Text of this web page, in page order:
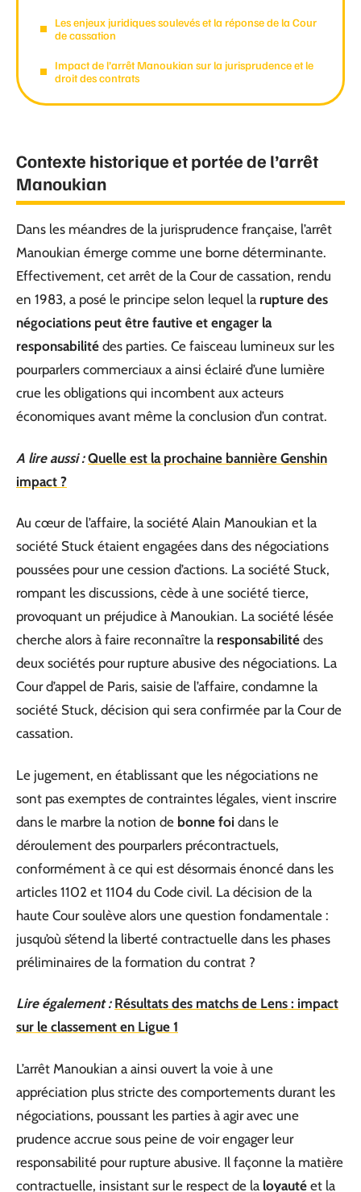
Les enjeux juridiques soulevés et la réponse de la Cour
de cassation
Impact de l’arrêt Manoukian sur la jurisprudence et le
droit des contrats
Contexte historique et portée de l’arrêt
Manoukian
Dans les méandres de la jurisprudence française, l’arrêt
Manoukian émerge comme une borne déterminante.
Effectivement, cet arrêt de la Cour de cassation, rendu
en 1983, a posé le principe selon lequel la rupture des
négociations peut être fautive et engager la
responsabilité des parties. Ce faisceau lumineux sur les
pourparlers commerciaux a ainsi éclairé d’une lumière
crue les obligations qui incombent aux acteurs
économiques avant même la conclusion d’un contrat.
A lire aussi : Quelle est la prochaine bannière Genshin
impact ?
Au cœur de l’affaire, la société Alain Manoukian et la
société Stuck étaient engagées dans des négociations
poussées pour une cession d’actions. La société Stuck,
rompant les discussions, cède à une société tierce,
provoquant un préjudice à Manoukian. La société lésée
cherche alors à faire reconnaître la responsabilité des
deux sociétés pour rupture abusive des négociations. La
Cour d’appel de Paris, saisie de l’affaire, condamne la
société Stuck, décision qui sera confirmée par la Cour de
cassation.
Le jugement, en établissant que les négociations ne
sont pas exemptes de contraintes légales, vient inscrire
dans le marbre la notion de bonne foi dans le
déroulement des pourparlers précontractuels,
conformément à ce qui est désormais énoncé dans les
articles 1102 et 1104 du Code civil. La décision de la
haute Cour soulève alors une question fondamentale :
jusqu’où s’étend la liberté contractuelle dans les phases
préliminaires de la formation du contrat ?
Lire également : Résultats des matchs de Lens : impact
sur le classement en Ligue 1
L’arrêt Manoukian a ainsi ouvert la voie à une
appréciation plus stricte des comportements durant les
négociations, poussant les parties à agir avec une
prudence accrue sous peine de voir engager leur
responsabilité pour rupture abusive. Il façonne la matière
contractuelle, insistant sur le respect de la loyauté et la